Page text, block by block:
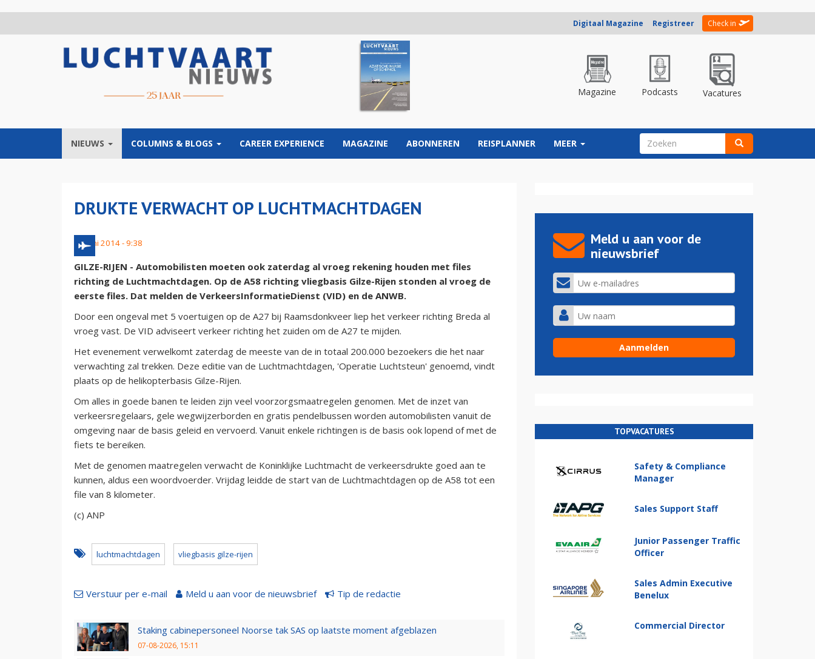
Digitaal Magazine Registreer Check in
Magazine Podcasts Vacatures
NIEUWS COLUMNS & BLOGS CAREER EXPERIENCE MAGAZINE ABONNEREN REISPLANNER MEER ZOEKVELD
DRUKTE VERWACHT OP LUCHTMACHTDAGEN
21 juni 2014 - 9:38
GILZE-RIJEN - Automobilisten moeten ook zaterdag al vroeg rekening houden met files
richting de Luchtmachtdagen. Op de A58 richting vliegbasis Gilze-Rijen stonden al vroeg de
eerste files. Dat melden de VerkeersInformatieDienst (VID) en de ANWB.
Door een ongeval met 5 voertuigen op de A27 bij Raamsdonkveer liep het verkeer richting Breda al
vroeg vast. De VID adviseert verkeer richting het zuiden om de A27 te mijden.
Het evenement verwelkomt zaterdag de meeste van de in totaal 200.000 bezoekers die het naar
verwachting zal trekken. Deze editie van de Luchtmachtdagen, 'Operatie Luchtsteun' genoemd, vindt
plaats op de helikopterbasis Gilze-Rijen.
Om alles in goede banen te leiden zijn veel voorzorgsmaatregelen genomen. Met de inzet van
verkeersregelaars, gele wegwijzerborden en gratis pendelbussen worden automobilisten vanuit de
omgeving naar de basis geleid en vervoerd. Vanuit enkele richtingen is de basis ook lopend of met de
fiets te bereiken.
Met de genomen maatregelen verwacht de Koninklijke Luchtmacht de verkeersdrukte goed aan te
kunnen, aldus een woordvoerder. Vrijdag leidde de start van de Luchtmachtdagen op de A58 tot een
file van 8 kilometer.
(c) ANP
luchtmachtdagen vliegbasis gilze-rijen
Verstuur per e-mail Meld u aan voor de nieuwsbrief Tip de redactie
Staking cabinepersoneel Noorse tak SAS op laatste moment afgeblazen
07-08-2026, 15:11
Meld u aan voor de
nieuwsbrief
TOPVACATURES
Safety & Compliance
Manager
Sales Support Staff
Junior Passenger Traffic
Officer
Sales Admin Executive
Benelux
Commercial Director